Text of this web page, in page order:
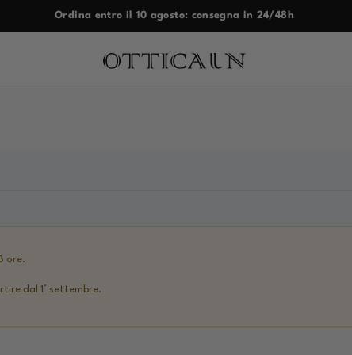
Ordina entro il 10 agosto: consegna in 24/48h
ore.
dal 1° settembre.